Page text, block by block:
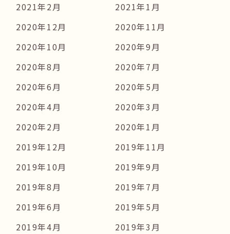
2021年2月
2021年1月
2020年12月
2020年11月
2020年10月
2020年9月
2020年8月
2020年7月
2020年6月
2020年5月
2020年4月
2020年3月
2020年2月
2020年1月
2019年12月
2019年11月
2019年10月
2019年9月
2019年8月
2019年7月
2019年6月
2019年5月
2019年4月
2019年3月